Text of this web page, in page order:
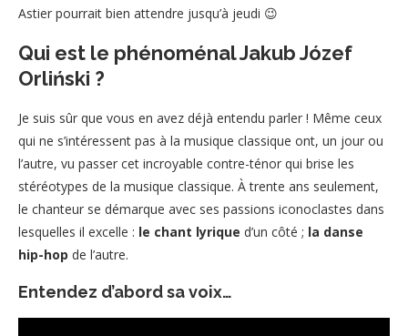
Astier pourrait bien attendre jusqu’à jeudi 😉
Qui est le phénoménal Jakub Józef
Orliński ?
Je suis sûr que vous en avez déjà entendu parler ! Même ceux
qui ne s’intéressent pas à la musique classique ont, un jour ou
l’autre, vu passer cet incroyable contre-ténor qui brise les
stéréotypes de la musique classique. À trente ans seulement,
le chanteur se démarque avec ses passions iconoclastes dans
lesquelles il excelle : le chant lyrique d’un côté ; la danse
hip-hop de l’autre.
Entendez d’abord sa voix…